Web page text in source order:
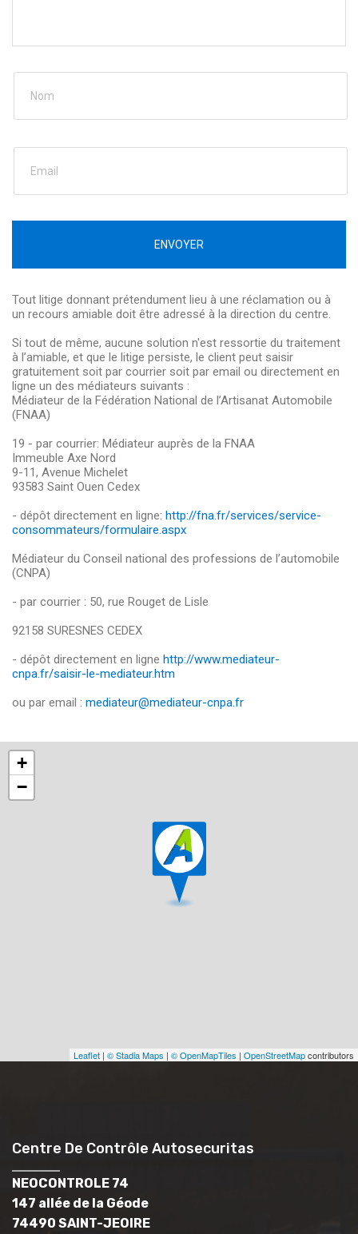
ENVOYER
Tout litige donnant prétendument lieu à une réclamation ou à
un recours amiable doit être adressé à la direction du centre.
Si tout de même, aucune solution n'est ressortie du traitement
à l’amiable, et que le litige persiste, le client peut saisir
gratuitement soit par courrier soit par email ou directement en
ligne un des médiateurs suivants :
Médiateur de la Fédération National de l’Artisanat Automobile
(FNAA)
19 - par courrier: Médiateur auprès de la FNAA
Immeuble Axe Nord
9-11, Avenue Michelet
93583 Saint Ouen Cedex
- dépôt directement en ligne: http://fna.fr/services/service-
consommateurs/formulaire.aspx
Médiateur du Conseil national des professions de l’automobile
(CNPA)
- par courrier : 50, rue Rouget de Lisle
92158 SURESNES CEDEX
- dépôt directement en ligne http://www.mediateur-
cnpa.fr/saisir-le-mediateur.htm
ou par email : mediateur@mediateur-cnpa.fr
+
−
Leaflet | © Stadia Maps | © OpenMapTiles | OpenStreetMapcontributors
Centre De Contrôle Autosecuritas
NEOCONTROLE 74
147 allée de la Géode
74490 SAINT-JEOIRE